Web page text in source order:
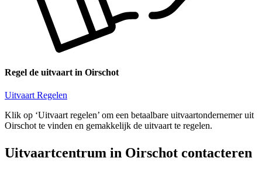
Regel de uitvaart in Oirschot
Uitvaart Regelen
Klik op ‘Uitvaart regelen’ om een betaalbare uitvaartondernemer uit
Oirschot te vinden en gemakkelijk de uitvaart te regelen.
Uitvaartcentrum in Oirschot contacteren